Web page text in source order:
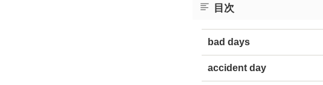
目次
bad days
accident day